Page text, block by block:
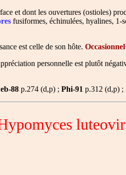
et dont les ouvertures (ostioles)
fusiformes, échinulées, hyalines, 1-
est celle de son hôte. Occasionnel
personnelle est plutôt
88 p.274 (d,p) ; Phi-91 p.312 (d,p) ;